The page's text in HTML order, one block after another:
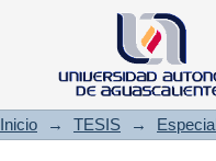
Análisis
propias
Hospital
Inicio → TESIS →